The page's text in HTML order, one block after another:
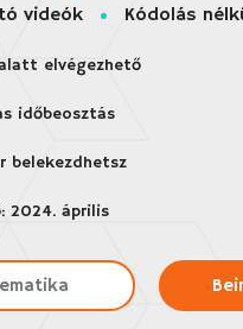
videók
Kódolás
elvégezhető
időbeosztás
belekezdhetsz
2024. április